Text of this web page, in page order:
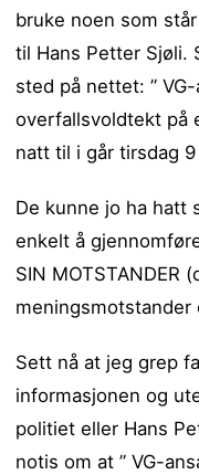
bruke noen som
til Hans Petter Sjøli.
sted på nettet: ”
overfallsvoldtekt på
natt til i går tirsdag 9
De kunne jo ha hatt
enkelt å
SIN MOTSTANDER
Sett nå at jeg grep
informasjonen og
politiet eller Hans
notis om at ” VG-